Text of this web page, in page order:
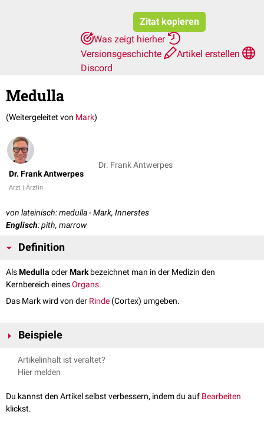
Zitat kopieren
Was zeigt hierher
Versionsgeschichte
Artikel erstellen
Discord
Medulla
(Weitergeleitet von Mark)
Dr. Frank Antwerpes
Arzt | Ärztin
Dr. Frank Antwerpes
von lateinisch: medulla - Mark, Innerstes
Englisch: pith, marrow
Definition
AlsMedulla oderMarkbezeichnet man in der Medizin den
Kernbereich einesOrgans.
Das Mark wird von der Rinde (Cortex) umgeben.
Beispiele
Medulla spinalis
: Rückenmark
Medulla oblongata
Medulla glandulae suprarenalis
: Nebennierenmark
Medulla ossium
Artikelinhalt ist veraltet?
Hier melden
Du kannst den Artikel selbst verbessern, indem du auf Bearbeiten
klickst.